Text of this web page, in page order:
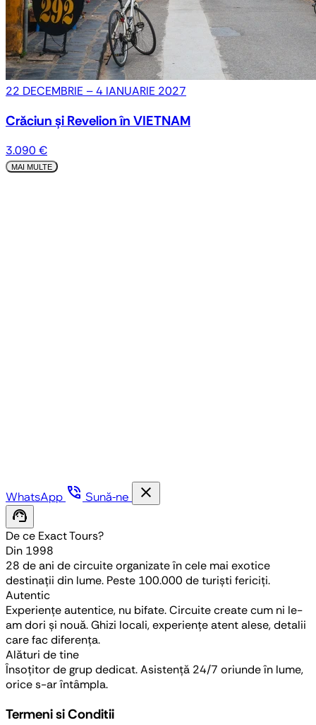
22 DECEMBRIE – 4 IANUARIE 2027
Crăciun și Revelion în VIETNAM
3.090 €
MAI MULTE
WhatsApp phone_in_talk Sună-ne
close
support_agent
De ce Exact Tours?
Din 1998
28 de ani de circuite organizate în cele mai exotice
destinații din lume. Peste 100.000 de turiști fericiți.
Autentic
Experiențe autentice, nu bifate. Circuite create cum ni le-
am dori și nouă. Ghizi locali, experiențe atent alese, detalii
care fac diferența.
Alături de tine
Însoțitor de grup dedicat. Asistență 24/7 oriunde în lume,
orice s-ar întâmpla.
Termeni si Conditii